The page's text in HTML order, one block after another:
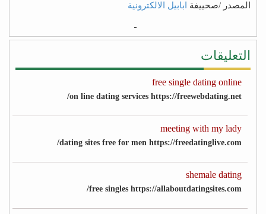
المصدر /صحييفة
ابابيل الالكترونية
التعليقات
free single dating online
on line dating services https://freewebdating.net/
meeting with my lady
dating sites free for men https://freedatinglive.com/
shemale dating
free singles https://allaboutdatingsites.com/